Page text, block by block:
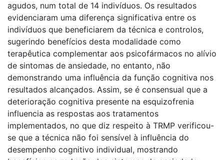
agudos, num total de 14 indivíduos. Os resultados
evidenciaram uma diferença significativa entre os
indivíduos que beneficiarem da técnica e controlos,
sugerindo benefícios desta modalidade como
terapêutica complementar aos psicofármacos no alívio
de sintomas de ansiedade, no entanto, não
demonstrando uma influência da função cognitiva nos
resultados alcançados. Assim, se é consensual que a
deterioração cognitiva presente na esquizofrenia
influencia as respostas aos tratamentos
implementados, no que diz respeito à TRMP verificou-
se que a técnica não foi sensível à influência do
desempenho cognitivo individual, mostrando